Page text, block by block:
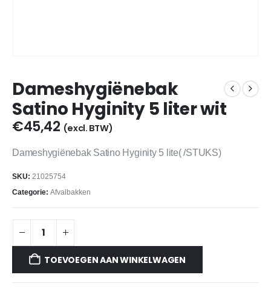
Dameshygiënebak
Satino Hyginity 5 liter wit
€45,42 (excl. BTW)
Dameshygiënebak Satino Hyginity 5 lite( /STUKS)
SKU: 21025754
Categorie: Afvalbakken
TOEVOEGEN AAN WINKELWAGEN